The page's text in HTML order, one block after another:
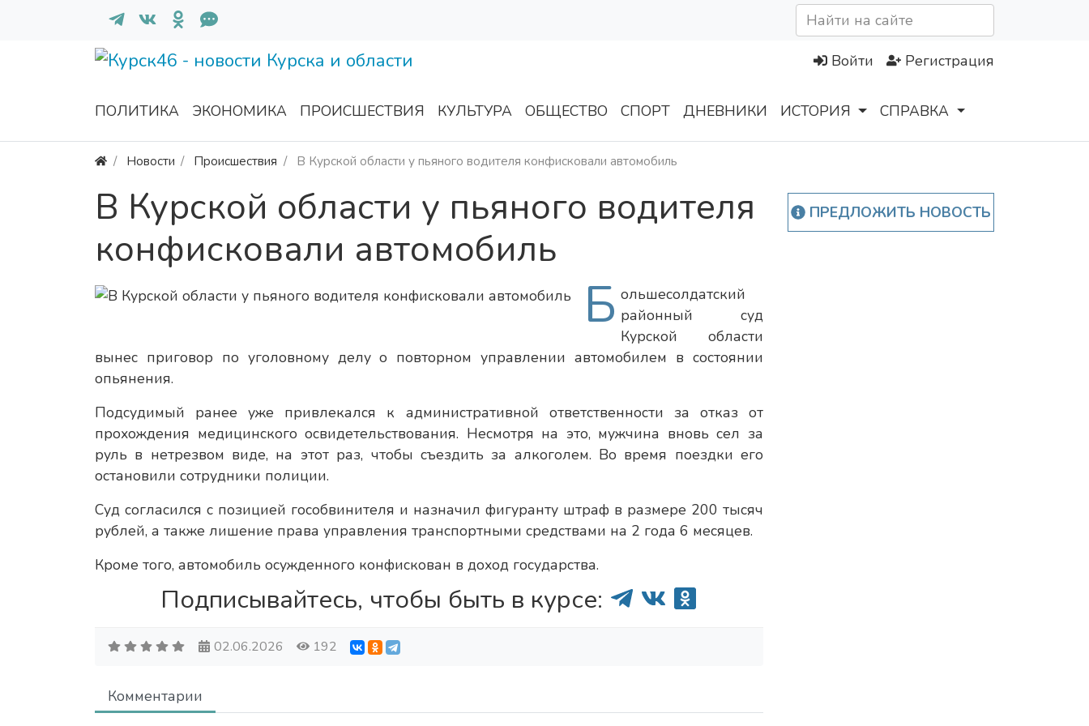
Войти Регистрация
ПОЛИТИКА ЭКОНОМИКА ПРОИСШЕСТВИЯ КУЛЬТУРА ОБЩЕСТВО СПОРТ ДНЕВНИКИ ИСТОРИЯ СПРАВКА
Новости Происшествия В Курской области у пьяного водителя конфисковали автомобиль
В Курской области у пьяного водителя
конфисковали автомобиль
Б ольшесолдатский
районный суд
Курской области
вынес приговор по уголовному делу о повторном управлении автомобилем в состоянии
опьянения.
Подсудимый ранее уже привлекался к административной ответственности за отказ от
прохождения медицинского освидетельствования. Несмотря на это, мужчина вновь сел за
руль в нетрезвом виде, на этот раз, чтобы съездить за алкоголем. Во время поездки его
остановили сотрудники полиции.
Суд согласился с позицией гособвинителя и назначил фигуранту штраф в размере 200 тысяч
рублей, а также лишение права управления транспортными средствами на 2 года 6 месяцев.
Кроме того, автомобиль осужденного конфискован в доход государства.
Подписывайтесь, чтобы быть в курсе:
02.06.2026 192
Комментарии
ПРЕДЛОЖИТЬ НОВОСТЬ